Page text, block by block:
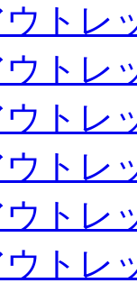
ウトレ
ウトレ
ウトレ
ウトレ
ウトレ
ウトレ